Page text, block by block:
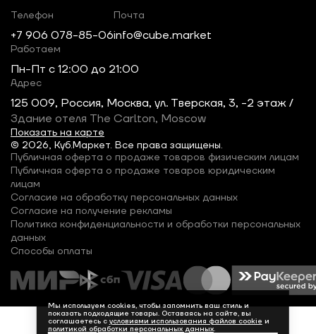
© 2026, Куб.Маркет. Все права защищены.
Телефон
+7 906 078-85-06
Почта
info@cube.market
Работаем
Пн-Пт c 12:00 до 21:00
Адрес
125 009, Россия, Москва, ул. Тверская, 3, -2 этаж /
Здание отеля The Carlton, Moscow
Показать на карте
Публичная оферта о продаже товаров физическим лицам
Публичная оферта о продаже товаров юридическим
лицам
Согласие на обработку персональных данных
Согласие на получение рекламы
Политика конфиденциальности и обработки персональных
данных
Способы оплаты
Мы используем cookies, чтобы запомнить ваш стиль и
показать подходящие товары. Оставаясь на сайте, вы
соглашаетесь с условиями использования файлов cookie и
политикой обработки персональных данных.